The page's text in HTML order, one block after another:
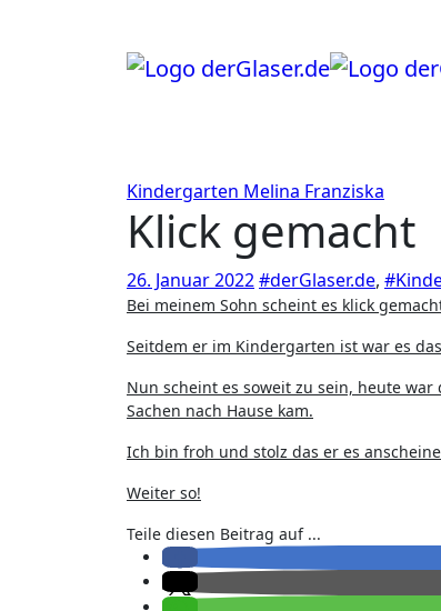
Kindergarten Melina Franziska
Klick gemacht
26. Januar 2022#derGlaser.de,
Bei meinem Sohn scheint es klick
Seitdem er im Kindergarten ist war es
Nun scheint es soweit zu sein, heute
Sachen nach Hause kam.
Ich bin froh und stolz das er es
Weiter so!
Teile diesen Beitrag auf ...